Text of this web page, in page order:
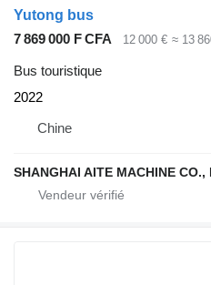
Yutong bus
7 869 000 F CFA
12 000 € ≈ 13
Bus touristique
2022
Chine
SHANGHAI AITE MACHINE CO.,